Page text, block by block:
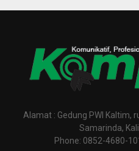
Alamat : Gedung PWI Kaltim,
Samarinda,
Phone: 0852-4680-